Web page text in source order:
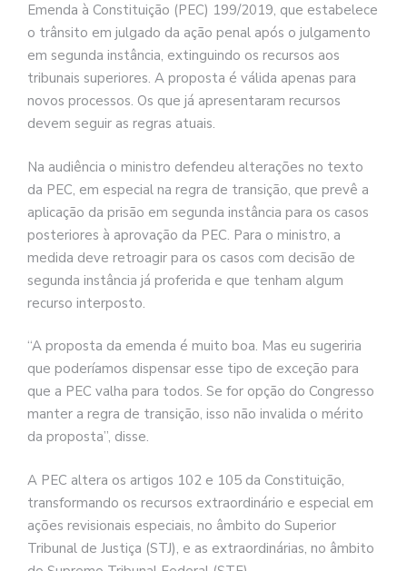
Emenda à Constituição (PEC) 199/2019, que estabelece
o trânsito em julgado da ação penal após o julgamento
em segunda instância, extinguindo os recursos aos
tribunais superiores. A proposta é válida apenas para
novos processos. Os que já apresentaram recursos
devem seguir as regras atuais.
Na audiência o ministro defendeu alterações no texto
da PEC, em especial na regra de transição, que prevê a
aplicação da prisão em segunda instância para os casos
posteriores à aprovação da PEC. Para o ministro, a
medida deve retroagir para os casos com decisão de
segunda instância já proferida e que tenham algum
recurso interposto.
“A proposta da emenda é muito boa. Mas eu sugeriria
que poderíamos dispensar esse tipo de exceção para
que a PEC valha para todos. Se for opção do Congresso
manter a regra de transição, isso não invalida o mérito
da proposta”, disse.
A PEC altera os artigos 102 e 105 da Constituição,
transformando os recursos extraordinário e especial em
ações revisionais especiais, no âmbito do Superior
Tribunal de Justiça (STJ), e as extraordinárias, no âmbito